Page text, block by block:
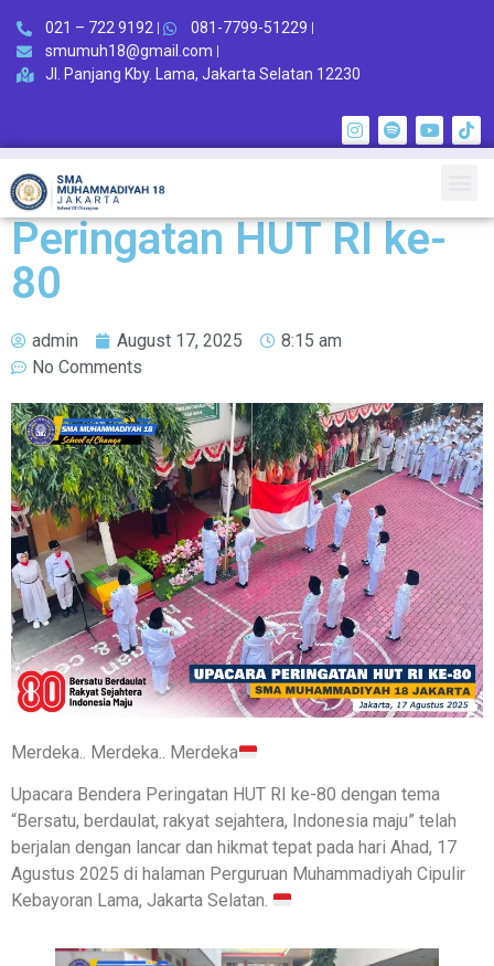
021 – 722 9192
081-7799-51229
smumuh18@gmail.com
Jl. Panjang Kby. Lama, Jakarta Selatan 12230
Peringatan HUT RI ke-
80
admin August 17, 2025
8:15 am
No Comments
Merdeka.. Merdeka.. Merdeka
Upacara Bendera Peringatan HUT RI ke-80 dengan tema
“Bersatu, berdaulat, rakyat sejahtera, Indonesia maju” telah
berjalan dengan lancar dan hikmat tepat pada hari Ahad, 17
Agustus 2025 di halaman Perguruan Muhammadiyah Cipulir
Kebayoran Lama, Jakarta Selatan.